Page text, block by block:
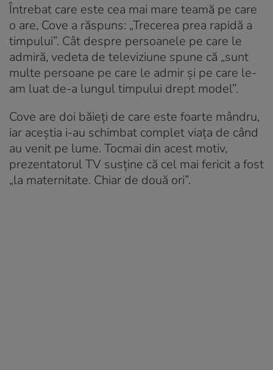
Întrebat care este cea mai mare teamă pe care
o are, Cove a răspuns: „Trecerea prea rapidă a
timpului”. Cât despre persoanele pe care le
admiră, vedeta de televiziune spune că „sunt
multe persoane pe care le admir și pe care le-
am luat de-a lungul timpului drept model”.
Cove are doi băieți de care este foarte mândru,
iar aceștia i-au schimbat complet viața de când
au venit pe lume. Tocmai din acest motiv,
prezentatorul TV susține că cel mai fericit a fost
„la maternitate. Chiar de două ori”.